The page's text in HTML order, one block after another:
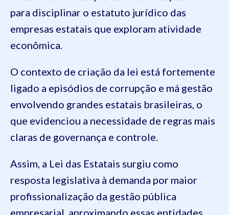
para disciplinar o estatuto jurídico das
empresas estatais que exploram atividade
econômica.
O contexto de criação da lei está fortemente
ligado a episódios de corrupção e má gestão
envolvendo grandes estatais brasileiras, o
que evidenciou a necessidade de regras mais
claras de governança e controle.
Assim, a Lei das Estatais surgiu como
resposta legislativa à demanda por maior
profissionalização da gestão pública